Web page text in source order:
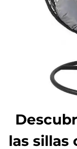
las sillas